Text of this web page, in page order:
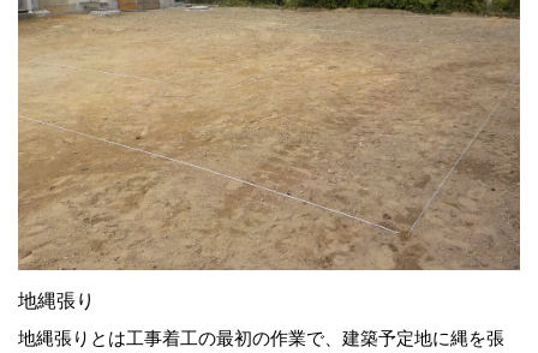
地縄張り
地縄張りとは工事着工の最初の作業で、建築予定地に縄を張